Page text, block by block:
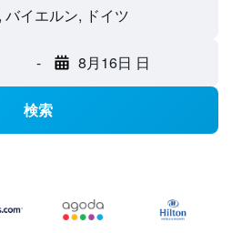
バイエルン, ドイツ
- 8月16日 日
検索